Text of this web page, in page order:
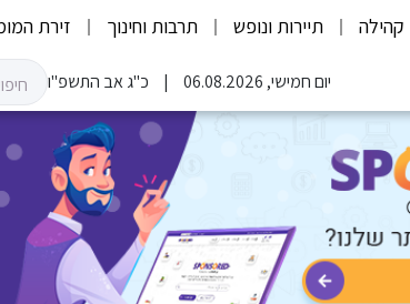
קהילה תיירות ונופש תרבות וחינוך זירת
יום חמישי, 06.08.2026 כ"ג אב התשפ"ו